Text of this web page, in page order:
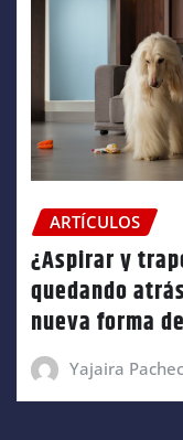
ARTÍCULOS
¿Aspirar y
quedando
nueva forma
Yajaira